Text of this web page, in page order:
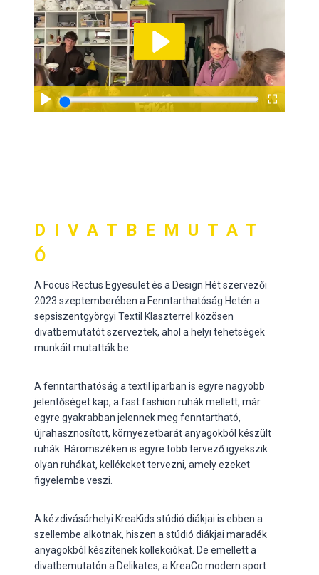
DIVATBEMUTAT
Ó
A Focus Rectus Egyesület és a Design Hét szervezői
2023 szeptemberében a Fenntarthatóság Hetén a
sepsiszentgyörgyi Textil Klaszterrel közösen
divatbemutatót szerveztek, ahol a helyi tehetségek
munkáit mutatták be.
A fenntarthatóság a textil iparban is egyre nagyobb
jelentőséget kap, a fast fashion ruhák mellett, már
egyre gyakrabban jelennek meg fenntartható,
újrahasznosított, környezetbarát anyagokból készült
ruhák. Háromszéken is egyre több tervező igyekszik
olyan ruhákat, kellékeket tervezni, amely ezeket
figyelembe veszi.
A kézdivásárhelyi KreaKids stúdió diákjai is ebben a
szellembe alkotnak, hiszen a stúdió diákjai maradék
anyagokból készítenek kollekciókat. De emellett a
divatbemutatón a Delikates, a KreaCo modern sport